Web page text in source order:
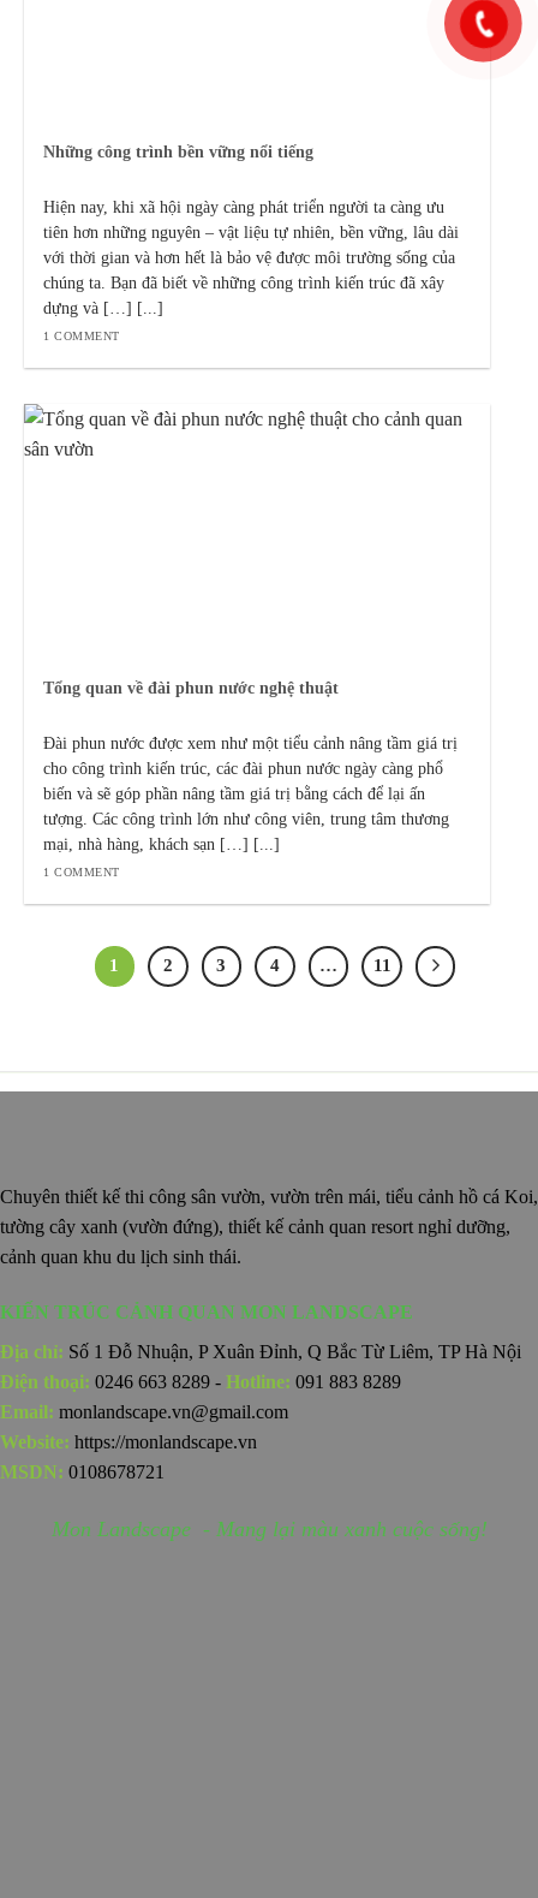
Những công trình bền vững nổi tiếng
Hiện nay, khi xã hội ngày càng phát triển người ta càng ưu
tiên hơn những nguyên – vật liệu tự nhiên, bền vững, lâu dài
với thời gian và hơn hết là bảo vệ được môi trường sống của
chúng ta. Bạn đã biết về những công trình kiến trúc đã xây
dựng và […] [...]
1 COMMENT
Tổng quan về đài phun nước nghệ thuật
Đài phun nước được xem như một tiểu cảnh nâng tầm giá trị
cho công trình kiến trúc, các đài phun nước ngày càng phổ
biến và sẽ góp phần nâng tầm giá trị bằng cách để lại ấn
tượng. Các công trình lớn như công viên, trung tâm thương
mại, nhà hàng, khách sạn […] [...]
1 COMMENT
1 2 3 4 … 11
Chuyên thiết kế thi công sân vườn, vườn trên mái, tiểu cảnh hồ cá Koi,
tường cây xanh (vườn đứng), thiết kế cảnh quan resort nghỉ dưỡng,
cảnh quan khu du lịch sinh thái.
KIẾN TRÚC CẢNH QUAN MON LANDSCAPE
Địa chỉ: Số 1 Đỗ Nhuận, P Xuân Đỉnh, Q Bắc Từ Liêm, TP Hà Nội
Điện thoại: 0246 663 8289 - Hotline: 091 883 8289
Email: monlandscape.vn@gmail.com
Website: https://monlandscape.vn
MSDN: 0108678721
Mon Landscape - Mang lại màu xanh cuộc sống!